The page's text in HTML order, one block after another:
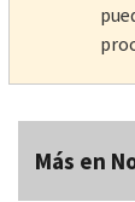
Más en